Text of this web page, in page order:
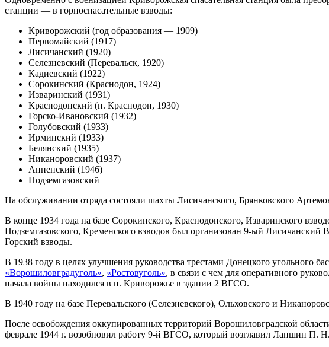
станции — в горноспасательные взводы:
Криворожский (год образования — 1909)
Первомайский (1917)
Лисичанский (1920)
Селезневский (Перевальск, 1920)
Кадиевский (1922)
Сорокинский (Краснодон, 1924)
Изваринский (1931)
Краснодонский (п. Краснодон, 1930)
Горско-Ивановский (1932)
Голубовский (1933)
Ирминский (1933)
Белянский (1935)
Никаноровский (1937)
Анненский (1946)
Подземгазовский
На обслуживании отряда состояли шахты Лисичанского, Брянковского
В конце 1934 года на базе Сорокинского, Краснодонского, Изваринского
Подземгазовского, Кременского взводов был организован 9-ый
Горский взводы.
В 1938 году в целях улучшения руководства трестами Донецкого угольного
«Ворошиловградуголь», «Ростовуголь», в связи с чем для оперативного
начала войны находился в п. Криворожье в здании 2 ВГСО.
В 1940 году на базе Перевальского (Селезневского), Ольховского и
После освобождения оккупированных территорий Ворошиловградской
феврале 1944 г. возобновил работу 9-й ВГСО, который возглавил Лапшин